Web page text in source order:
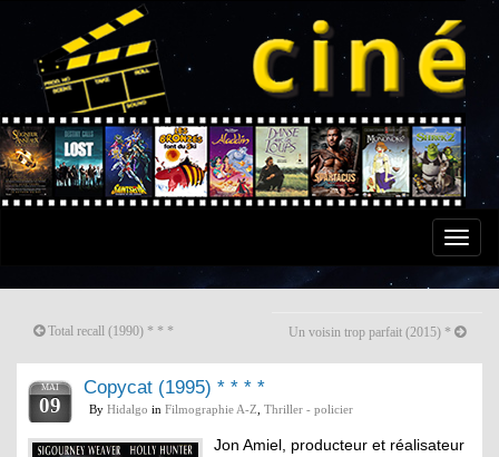
Toggle
Total recall (1990) * * * Un voisin trop parfait (2015) *
MAI
09
Copycat (1995) * * * *
By Hidalgo in Filmographie A-Z Thriller - policier
Jon Amiel, producteur et réalisateur